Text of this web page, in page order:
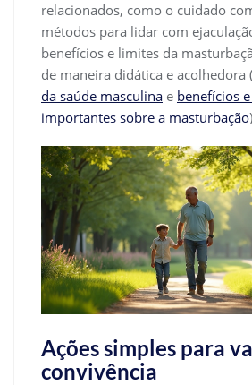
relacionados, como o cuidado
métodos para lidar com
benefícios e limites da
de maneira didática e acolhedora (
da saúde masculina e benefícios
importantes sobre a masturbação
Ações simples para
convivência